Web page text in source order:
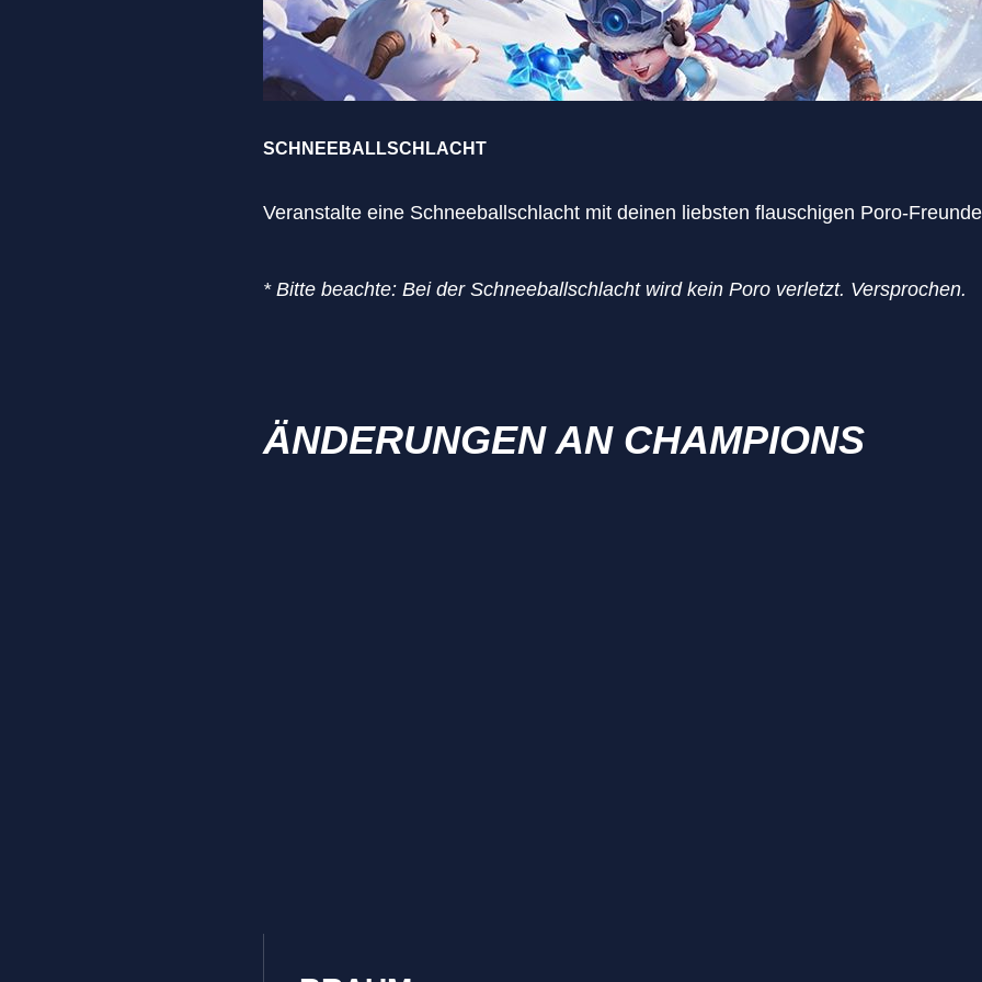
SCHNEEBALLSCHLACHT
Veranstalte eine Schneeballschlacht mit deinen liebsten flauschigen Poro-
* Bitte beachte: Bei der Schneeballschlacht wird kein Poro verletzt. Versprochen.
ÄNDERUNGEN AN CHAMPIONS